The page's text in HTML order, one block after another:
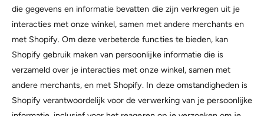
die gegevens en informatie bevatten die zijn verkregen uit je
interacties met onze winkel, samen met andere merchants en
met Shopify. Om deze verbeterde functies te bieden, kan
Shopify gebruik maken van persoonlijke informatie die is
verzameld over je interacties met onze winkel, samen met
andere merchants, en met Shopify. In deze omstandigheden is
Shopify verantwoordelijk voor de verwerking van je persoonlijke